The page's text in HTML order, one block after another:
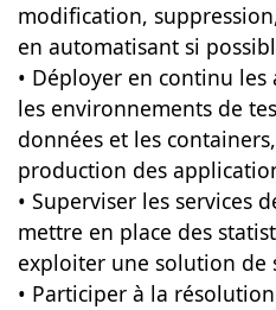
modification,
en automatisant si
• Déployer en continu
les environnements de
données et les
production des
• Superviser les services
mettre en place des
exploiter une solution de
• Participer à la